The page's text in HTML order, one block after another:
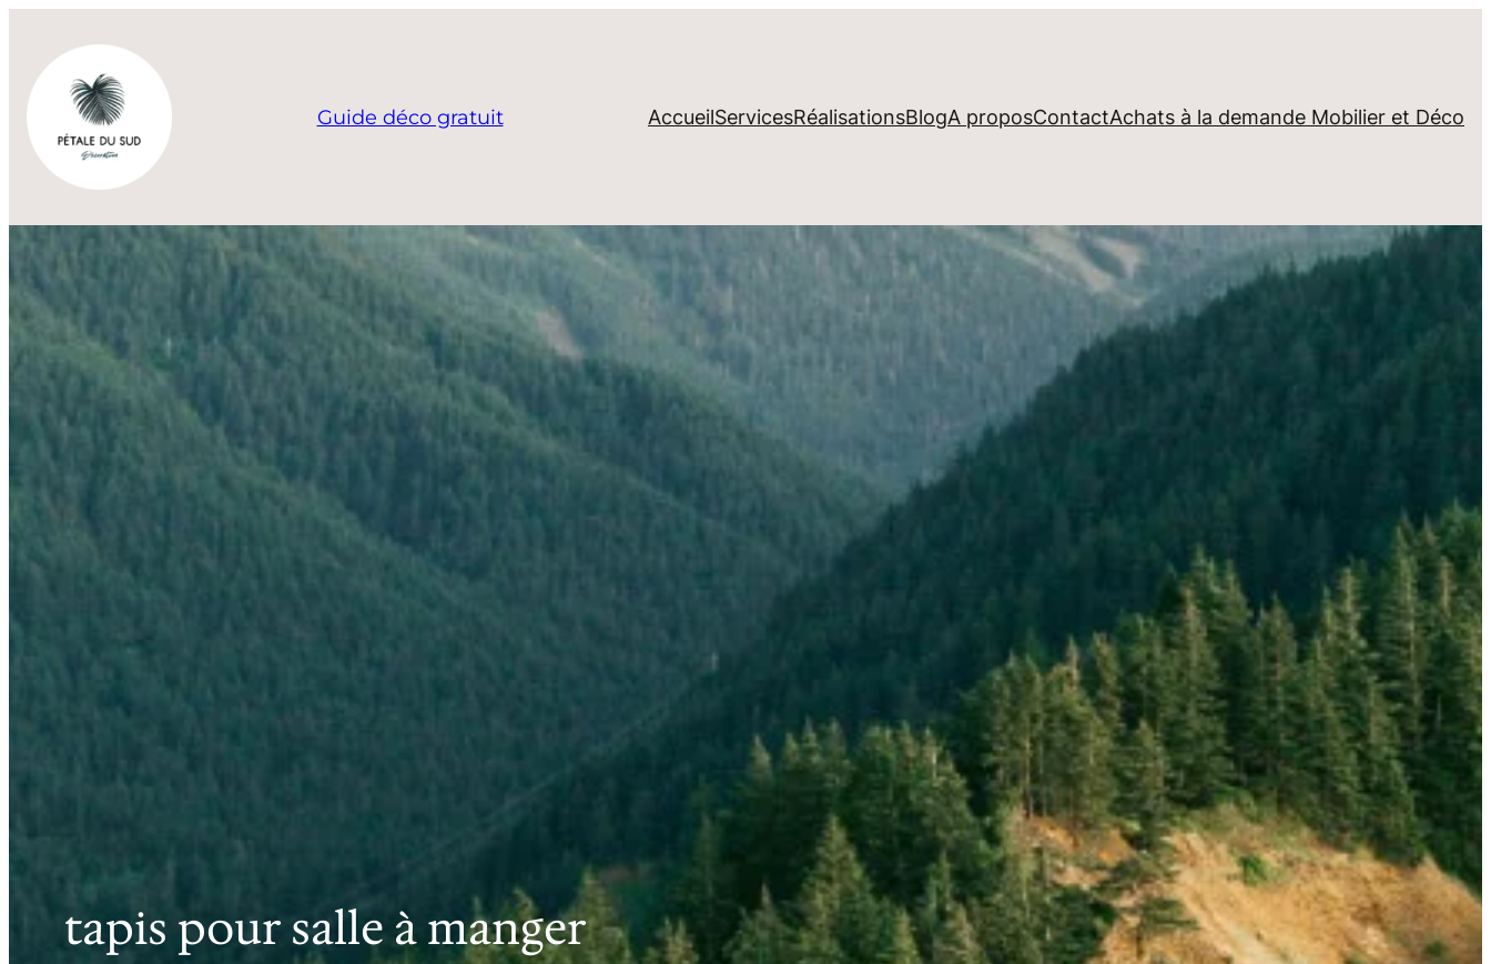
contenu
Guide déco gratuit
AccueilServicesRéalisationsBlogA proposContactAchats à la demande Mobilier et Déco
tapis pour salle à manger